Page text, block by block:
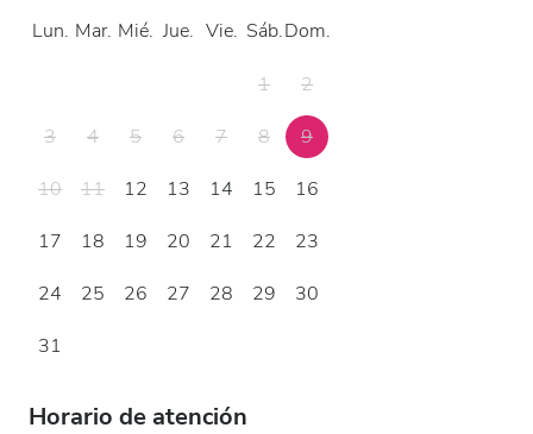
Lun. Mar. Mié. Jue. Vie. Sáb.Dom.
1
2
3
4 5 6 7 8
9
10
11 12 13 14 15
16
17
18 19 20 21 22
23
24
25 26 27 28 29
30
31
Horario de atención